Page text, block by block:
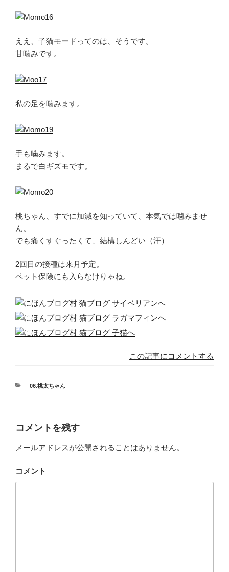
ええ、子猫モードってのは、そうです。
甘噛みです。
私の足を噛みます。
手も噛みます。
まるで白ギズモです。
桃ちゃん、すでに加減を知っていて、本気では噛みませ
ん。
でも痛くすぐったくて、結構しんどい（汗）
2回目の接種は来月予定。
ペット保険にも入らなけりゃね。
この記事にコメントする
カ
06.桃太ちゃん
コメントを残す
メールアドレスが公開されることはありません。
コメント